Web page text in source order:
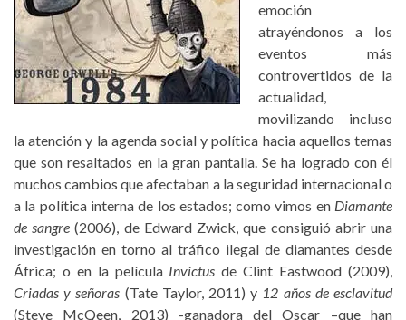
emoción
atrayéndonos a los
eventos más
controvertidos de la
actualidad,
movilizando incluso
la atención y la agenda social y política hacia aquellos temas
que son resaltados en la gran pantalla. Se ha logrado con él
muchos cambios que afectaban a la seguridad internacional o
a la política interna de los estados; como vimos en Diamante
de sangre (2006), de Edward Zwick, que consiguió abrir una
investigación en torno al tráfico ilegal de diamantes desde
África; o en la película Invictus de Clint Eastwood (2009),
Criadas y señoras (Tate Taylor, 2011) y 12 años de esclavitud
(Steve McQeen, 2013) -ganadora del Oscar –que han